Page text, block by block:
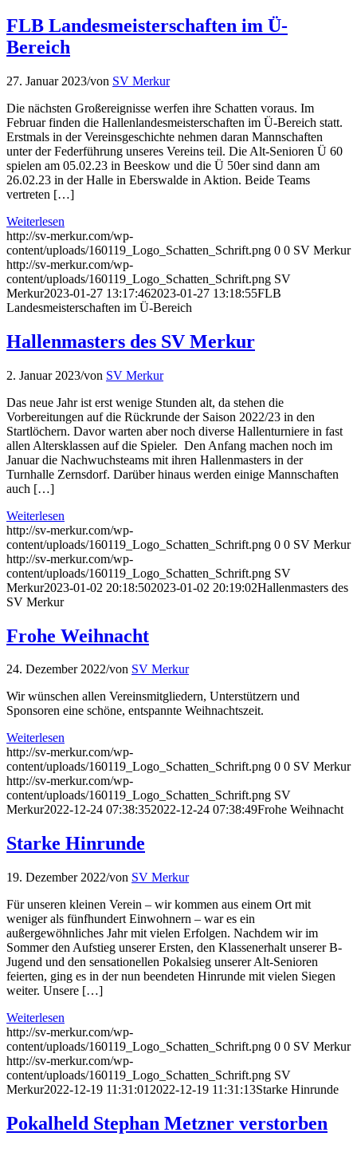
FLB Landesmeisterschaften im Ü-
Bereich
27. Januar 2023/von SV Merkur
Die nächsten Großereignisse werfen ihre Schatten voraus. Im
Februar finden die Hallenlandesmeisterschaften im Ü-Bereich statt.
Erstmals in der Vereinsgeschichte nehmen daran Mannschaften
unter der Federführung unseres Vereins teil. Die Alt-Senioren Ü 60
spielen am 05.02.23 in Beeskow und die Ü 50er sind dann am
26.02.23 in der Halle in Eberswalde in Aktion. Beide Teams
vertreten […]
Weiterlesen
http://sv-merkur.com/wp-
content/uploads/160119_Logo_Schatten_Schrift.png 0 0 SV Merkur
http://sv-merkur.com/wp-
content/uploads/160119_Logo_Schatten_Schrift.png SV
Merkur2023-01-27 13:17:462023-01-27 13:18:55FLB
Landesmeisterschaften im Ü-Bereich
Hallenmasters des SV Merkur
2. Januar 2023/von SV Merkur
Das neue Jahr ist erst wenige Stunden alt, da stehen die
Vorbereitungen auf die Rückrunde der Saison 2022/23 in den
Startlöchern. Davor warten aber noch diverse Hallenturniere in fast
allen Altersklassen auf die Spieler. Den Anfang machen noch im
Januar die Nachwuchsteams mit ihren Hallenmasters in der
Turnhalle Zernsdorf. Darüber hinaus werden einige Mannschaften
auch […]
Weiterlesen
http://sv-merkur.com/wp-
content/uploads/160119_Logo_Schatten_Schrift.png 0 0 SV Merkur
http://sv-merkur.com/wp-
content/uploads/160119_Logo_Schatten_Schrift.png SV
Merkur2023-01-02 20:18:502023-01-02 20:19:02Hallenmasters des
SV Merkur
Frohe Weihnacht
24. Dezember 2022/von SV Merkur
Wir wünschen allen Vereinsmitgliedern, Unterstützern und
Sponsoren eine schöne, entspannte Weihnachtszeit.
Weiterlesen
http://sv-merkur.com/wp-
content/uploads/160119_Logo_Schatten_Schrift.png 0 0 SV Merkur
http://sv-merkur.com/wp-
content/uploads/160119_Logo_Schatten_Schrift.png SV
Merkur2022-12-24 07:38:352022-12-24 07:38:49Frohe Weihnacht
Starke Hinrunde
19. Dezember 2022/von SV Merkur
Für unseren kleinen Verein – wir kommen aus einem Ort mit
weniger als fünfhundert Einwohnern – war es ein
außergewöhnliches Jahr mit vielen Erfolgen. Nachdem wir im
Sommer den Aufstieg unserer Ersten, den Klassenerhalt unserer B-
Jugend und den sensationellen Pokalsieg unserer Alt-Senioren
feierten, ging es in der nun beendeten Hinrunde mit vielen Siegen
weiter. Unsere […]
Weiterlesen
http://sv-merkur.com/wp-
content/uploads/160119_Logo_Schatten_Schrift.png 0 0 SV Merkur
http://sv-merkur.com/wp-
content/uploads/160119_Logo_Schatten_Schrift.png SV
Merkur2022-12-19 11:31:01 2022-12-19 11:31:13Starke Hinrunde
Pokalheld Stephan Metzner verstorben